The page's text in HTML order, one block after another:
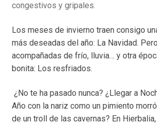
congestivos y gripales.
Los meses de invierno traen consigo
más deseadas del año: La Navidad.
acompañadas de frío, lluvia… y otra
bonita: Los resfriados.
¿No te ha pasado nunca? ¿Llegar a
Año con la nariz como un pimiento
de un troll de las cavernas? En